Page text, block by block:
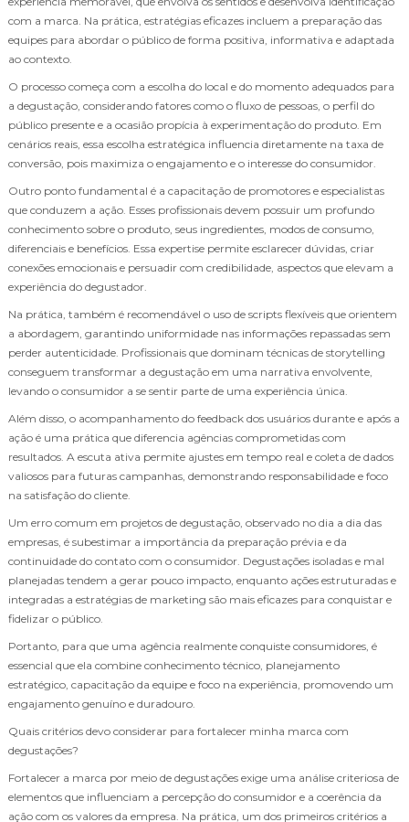
com a marca. Na prática, estratégias eficazes incluem a preparação das
equipes para abordar o público de forma positiva, informativa e adaptada
ao contexto.
O processo começa com a escolha do local e do momento adequados para
a degustação, considerando fatores como o fluxo de pessoas, o perfil do
público presente e a ocasião propícia à experimentação do produto. Em
cenários reais, essa escolha estratégica influencia diretamente na taxa de
conversão, pois maximiza o engajamento e o interesse do consumidor.
Outro ponto fundamental é a capacitação de promotores e especialistas
que conduzem a ação. Esses profissionais devem possuir um profundo
conhecimento sobre o produto, seus ingredientes, modos de consumo,
diferenciais e benefícios. Essa expertise permite esclarecer dúvidas, criar
conexões emocionais e persuadir com credibilidade, aspectos que elevam a
experiência do degustador.
Na prática, também é recomendável o uso de scripts flexíveis que orientem
a abordagem, garantindo uniformidade nas informações repassadas sem
perder autenticidade. Profissionais que dominam técnicas de storytelling
conseguem transformar a degustação em uma narrativa envolvente,
levando o consumidor a se sentir parte de uma experiência única.
Além disso, o acompanhamento do feedback dos usuários durante e após a
ação é uma prática que diferencia agências comprometidas com
resultados. A escuta ativa permite ajustes em tempo real e coleta de dados
valiosos para futuras campanhas, demonstrando responsabilidade e foco
na satisfação do cliente.
Um erro comum em projetos de degustação, observado no dia a dia das
empresas, é subestimar a importância da preparação prévia e da
continuidade do contato com o consumidor. Degustações isoladas e mal
planejadas tendem a gerar pouco impacto, enquanto ações estruturadas e
integradas a estratégias de marketing são mais eficazes para conquistar e
fidelizar o público.
Portanto, para que uma agência realmente conquiste consumidores, é
essencial que ela combine conhecimento técnico, planejamento
estratégico, capacitação da equipe e foco na experiência, promovendo um
engajamento genuíno e duradouro.
Quais critérios devo considerar para fortalecer minha marca com
degustações?
Fortalecer a marca por meio de degustações exige uma análise criteriosa de
elementos que influenciam a percepção do consumidor e a coerência da
ação com os valores da empresa. Na prática, um dos primeiros critérios a